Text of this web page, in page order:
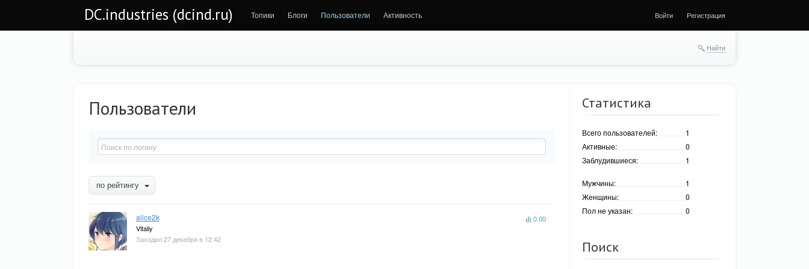
DC.industries (dcind.ru) Топики Блоги Пользователи Активность Войти Регистрация
Найти
Пользователи
по рейтингу
0.00
alice2k
Vitaliy
Заходил 27 декабря в 12:42
Статистика
Всего пользователей:
1
Активные:
0
Заблудившиеся:
1
Мужчины:
1
Женщины:
0
Пол не указан:
0
Поиск